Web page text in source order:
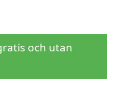
och utan